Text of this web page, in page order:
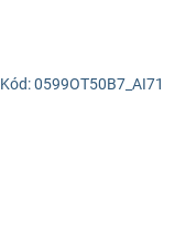
Kód:0599OT50B7_AI71